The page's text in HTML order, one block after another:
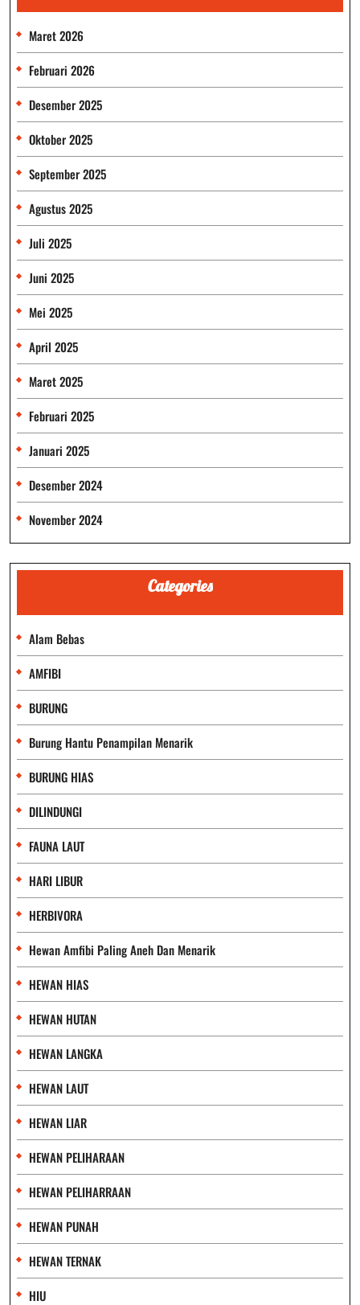
Maret 2026
Februari 2026
Desember 2025
Oktober 2025
September 2025
Agustus 2025
Juli 2025
Juni 2025
Mei 2025
April 2025
Maret 2025
Februari 2025
Januari 2025
Desember 2024
November 2024
Categories
Alam Bebas
AMFIBI
BURUNG
Burung Hantu Penampilan Menarik
BURUNG HIAS
DILINDUNGI
FAUNA LAUT
HARI LIBUR
HERBIVORA
Hewan Amfibi Paling Aneh Dan Menarik
HEWAN HIAS
HEWAN HUTAN
HEWAN LANGKA
HEWAN LAUT
HEWAN LIAR
HEWAN PELIHARAAN
HEWAN PELIHARRAAN
HEWAN PUNAH
HEWAN TERNAK
HIU